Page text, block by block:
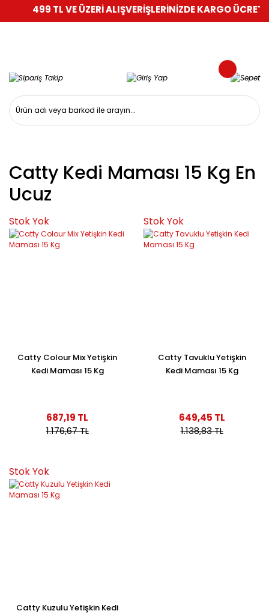
499 TL VE ÜZERİ ALIŞVERİŞLERİNİZDE KARGO
Catty Kedi Maması 15 Kg En
Ucuz
Stok Yok
Catty Colour Mix Yetişkin
Kedi Maması 15 Kg
687,19 TL
1.176,67 TL
Stok Yok
Catty Tavuklu Yetişkin
Kedi Maması 15 Kg
649,45 TL
1.138,83 TL
Stok Yok
Catty Kuzulu Yetişkin Kedi